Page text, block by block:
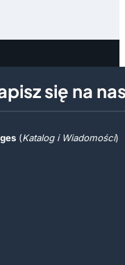
się na
(Katalog i Wiadomości)